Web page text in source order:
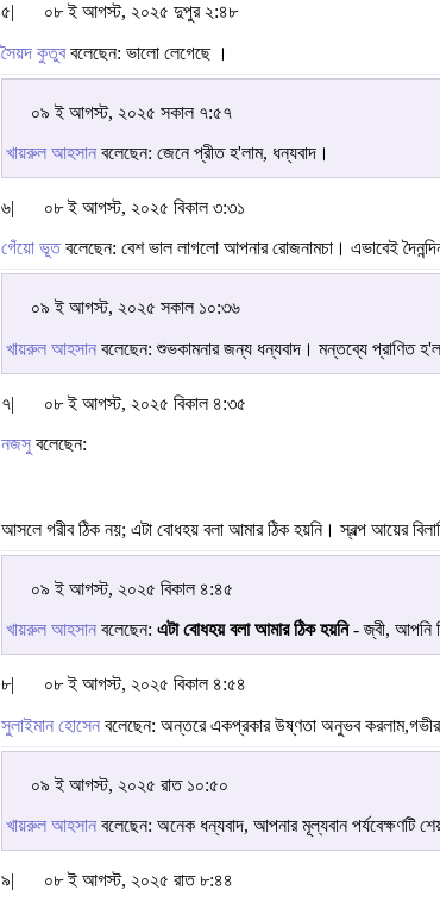
৫| ০৮ ই আগস্ট, ২০২৫ দুপুর ২:৪৮
সৈয়দ কুতুববলেছেন: ভালো লেগেছে ।
০৯ ই আগস্ট, ২০২৫ সকাল ৭:৫৭
খায়রুল আহসান বলেছেন: জেনে প্রীত হ'লাম, ধন্যবাদ।
৬| ০৮ ই আগস্ট, ২০২৫ বিকাল ৩:৩১
গেঁয়ো ভূতবলেছেন: বেশ ভাল লাগলো আপনার রোজনামচা। এভাবেই
০৯ ই আগস্ট, ২০২৫ সকাল ১০:৩৬
খায়রুল আহসান বলেছেন: শুভকামনার জন্য ধন্যবাদ। মন্তব্যে প্রাণিত
৭| ০৮ ই আগস্ট, ২০২৫ বিকাল ৪:৩৫
নজসু বলেছেন:
আসলে গরীব ঠিক নয়; এটা বোধহয় বলা আমার ঠিক হয়নি। স্বল্প আয়ের
০৯ ই আগস্ট, ২০২৫ বিকাল ৪:৪৫
খায়রুল আহসান বলেছেন: এটা বোধহয় বলা আমার ঠিক হয়নি- জ্বী, আপনি
৮| ০৮ ই আগস্ট, ২০২৫ বিকাল ৪:৫৪
সুলাইমান হোসেন বলেছেন: অন্তরে একপ্রকার উষ্ণতা অনুভব করলাম,গভীর
০৯ ই আগস্ট, ২০২৫ রাত ১০:৫০
খায়রুল আহসান বলেছেন: অনেক ধন্যবাদ, আপনার মূল্যবান পর্যবেক্ষণটি
৯| ০৮ ই আগস্ট, ২০২৫ রাত ৮:৪৪